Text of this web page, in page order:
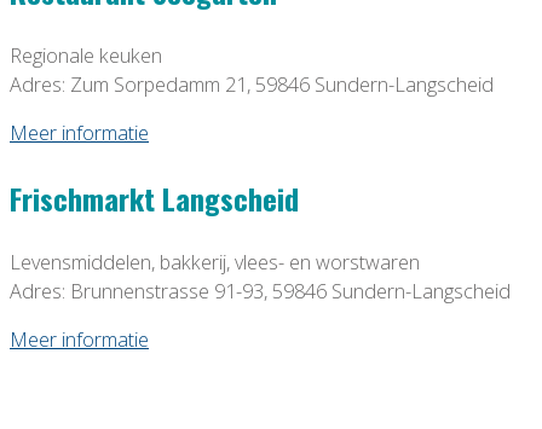
Regionale keuken
Adres: Zum Sorpedamm 21, 59846 Sundern-Langscheid
Meer informatie
Frischmarkt Langscheid
Levensmiddelen, bakkerij, vlees- en worstwaren
Adres: Brunnenstrasse 91-93, 59846 Sundern-Langscheid
Meer informatie